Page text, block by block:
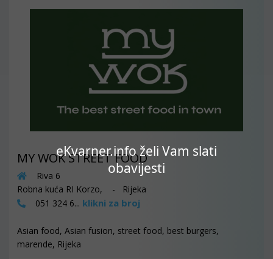
eKvarner.info želi Vam slati
obavijesti
MY WOK STREET FOOD
Riva 6
Robna kuća RI Korzo, - Rijeka
051 324 6... klikni za broj
Asian food, Asian fusion, street food, best burgers,
marende, Rijeka